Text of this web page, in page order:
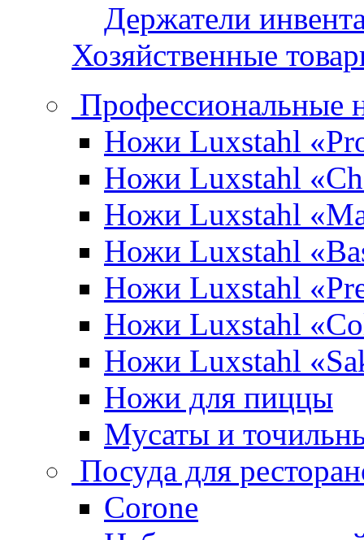
Держатели
Хозяйственные
Профессиональные
Ножи Luxstahl
Ножи Luxstahl
Ножи Luxstahl
Ножи Luxstahl
Ножи Luxstahl
Ножи Luxstahl
Ножи Luxstahl
Ножи для пиццы
Мусаты и
Посуда для
Corone